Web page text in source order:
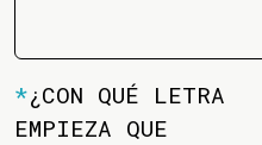
*¿CON QUÉ LETRA
EMPIEZA QUE